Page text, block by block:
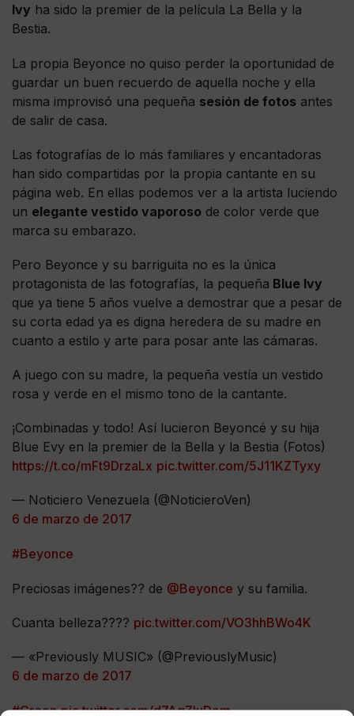
Ivy ha sido la premier de la película La Bella y la
Bestia.
La propia Beyonce no quiso perder la oportunidad de
guardar un buen recuerdo de aquella noche y ella
misma improvisó una pequeña sesión de fotos antes
de salir de casa.
Las fotografías de lo más familiares y encantadoras
han sido compartidas por la propia cantante en su
página web. En ellas podemos ver a la artista luciendo
un elegante vestido vaporoso de color verde que
marca su embarazo.
Pero Beyonce y su barriguita no es la única
protagonista de las fotografías, la pequeña Blue Ivy
que ya tiene 5 años vuelve a demostrar que a pesar de
su corta edad ya es digna heredera de su madre en
cuanto a estilo y arte para posar ante las cámaras.
A juego con su madre, la pequeña vestía un vestido
rosa y verde en el mismo tono de la cantante.
¡Combinadas y todo! Así lucieron Beyoncé y su hija
Blue Evy en la premier de la Bella y la Bestia (Fotos)
https://t.co/mFt9DrzaLx pic.twitter.com/5J11KZTyxy
— Noticiero Venezuela (@NoticieroVen)
6 de marzo de 2017
#Beyonce
Preciosas imágenes?? de @Beyonce y su familia.
Cuanta belleza???? pic.twitter.com/VO3hhBWo4K
— «Previously MUSIC» (@PreviouslyMusic)
6 de marzo de 2017
#Green pic.twitter.com/d7AqZluDom